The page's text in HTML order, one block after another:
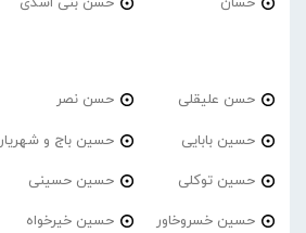
حسن علیقلی حسن نصر
حسین بابایی حسین باج و شهریار
حسین توکلی حسین حسینی
حسین خسروخاور حسین خیرخواه